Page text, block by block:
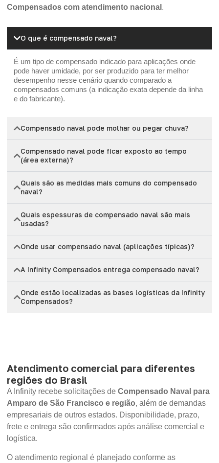
Compensados com atendimento nacional .
O que é compensado naval?
É um tipo de compensado indicado para aplicações onde
pode haver umidade, por ser produzido para ter melhor
desempenho nesse cenário quando comparado a
compensados comuns (a indicação exata depende da linha
e do fabricante).
Compensado naval pode molhar ou pegar chuva?
Compensado naval pode ficar exposto ao tempo
(área externa)?
Quais são as medidas mais comuns do compensado
naval?
Quais espessuras de compensado naval são mais
usadas?
Onde usar compensado naval (aplicações típicas)?
A Infinity Compensados entrega compensado naval?
Onde estão localizadas as bases logísticas da Infinity
Compensados?
Atendimento comercial para diferentes
regiões do Brasil
A Infinity recebe solicitações de Compensado Naval para
Amparo de São Francisco e região, além de demandas
empresariais de outros estados. Disponibilidade, prazo,
frete e entrega são confirmados após análise comercial e
logística.
O atendimento regional é planejado conforme as